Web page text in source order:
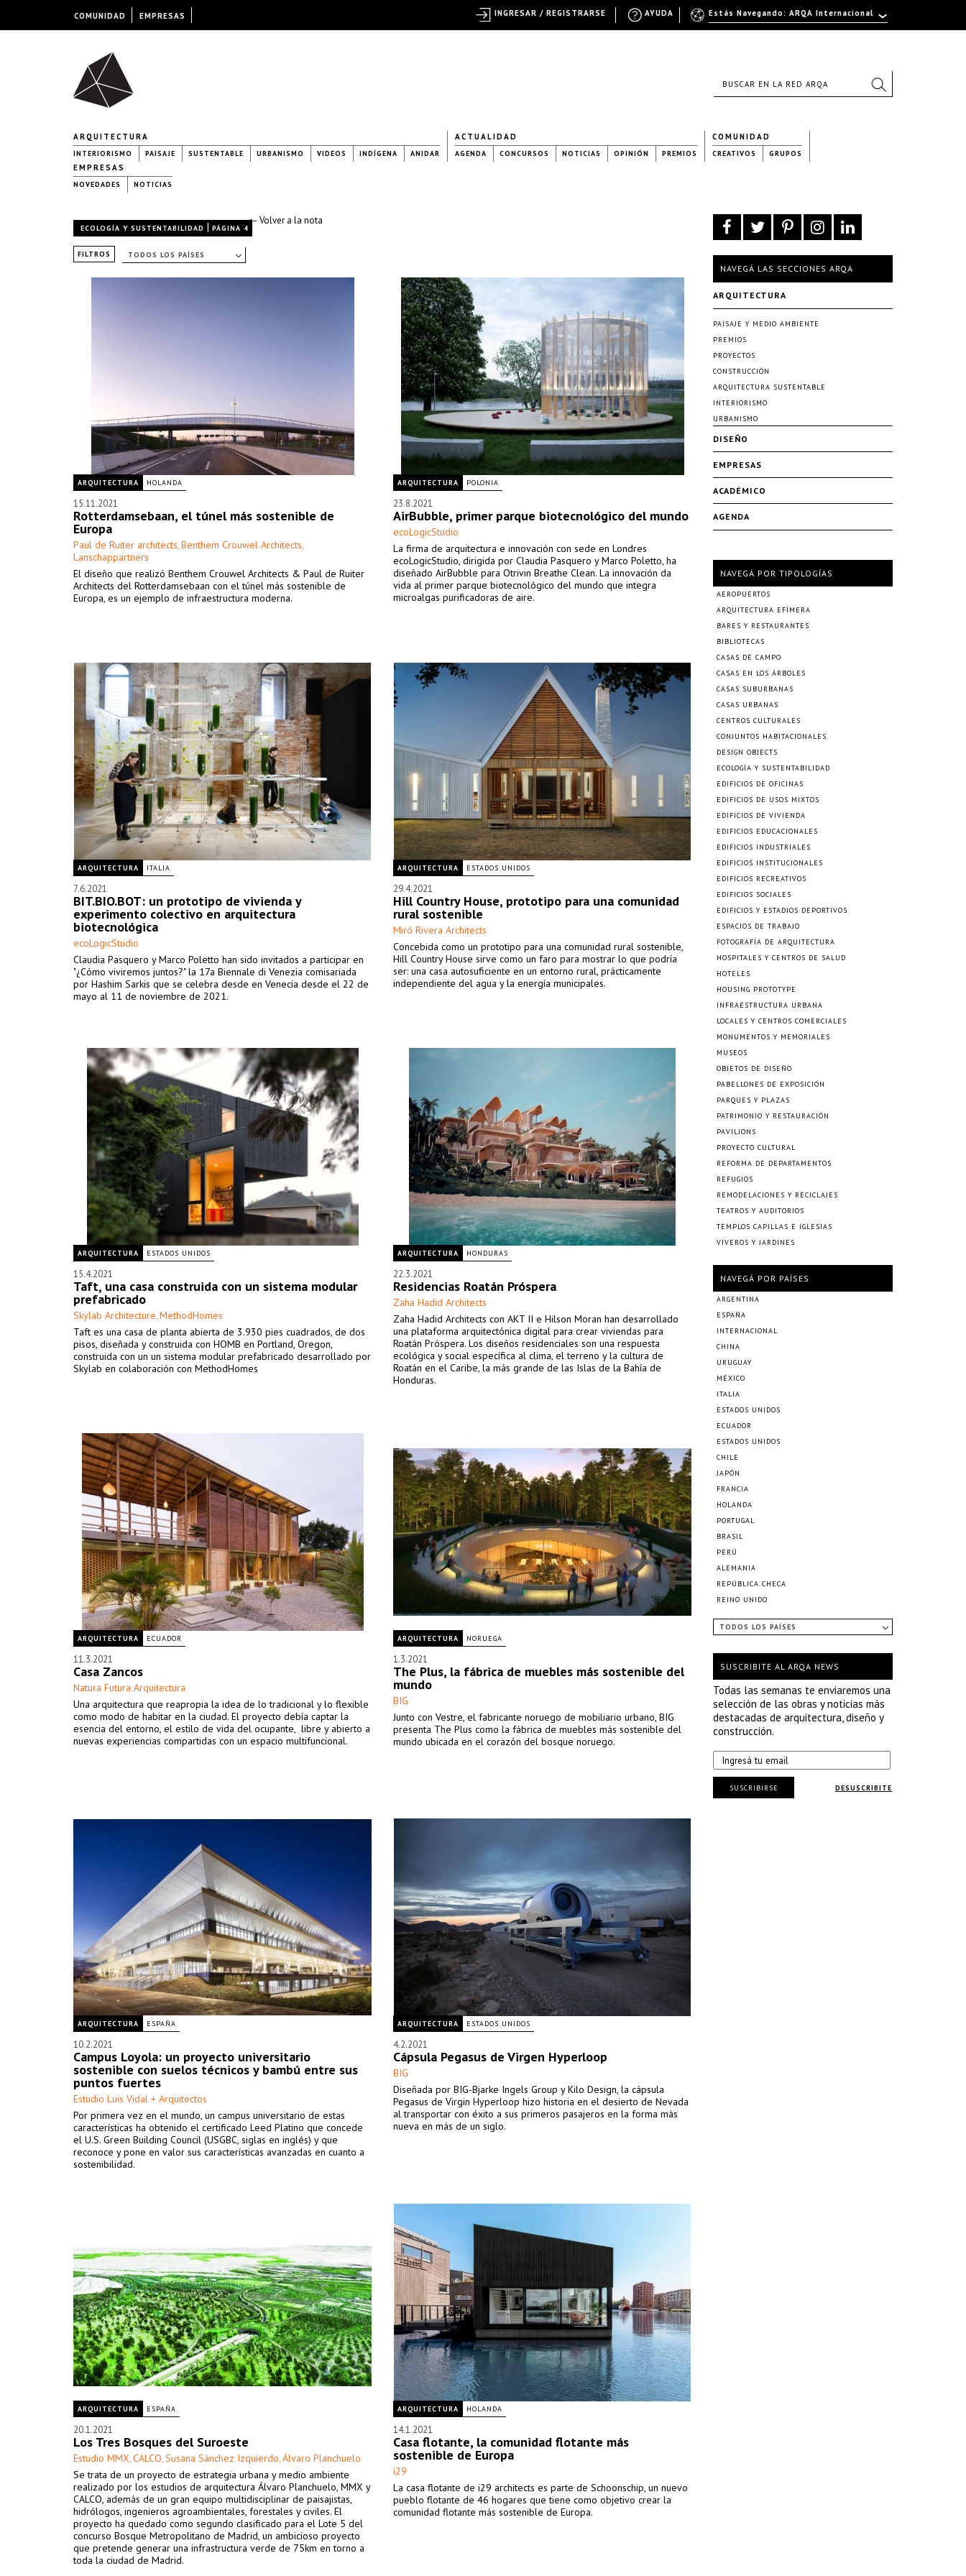
ARQUITECTURA
INTERIORISMO PAISAJE SUSTENTABLE URBANISMO VIDEOS INDÍGENA ANIDAR
ACTUALIDAD
AGENDA CONCURSOS NOTICIAS OPINIÓN PREMIOS
COMUNIDAD
CREATIVOS GRUPOS
EMPRESAS
NOVEDADES NOTICIAS
← Volver a la nota
ECOLOGÍA Y SUSTENTABILIDAD | PÁGINA 4
FILTROS TODOS LOS PAÍSES
ARQUITECTURA HOLANDA
15.11.2021
Rotterdamsebaan, el túnel más sostenible de
Europa
Paul de Ruiter architects, Benthem Crouwel Architects,
Lanschappartners
El diseño que realizó Benthem Crouwel Architects & Paul de Ruiter
Architects del Rotterdamsebaan con el túnel más sostenible de
Europa, es un ejemplo de infraestructura moderna.
ARQUITECTURA POLONIA
23.8.2021
AirBubble, primer parque biotecnológico del mundo
ecoLogicStudio
La firma de arquitectura e innovación con sede en Londres
ecoLogicStudio, dirigida por Claudia Pasquero y Marco Poletto, ha
diseñado AirBubble para Otrivin Breathe Clean. La innovación da
vida al primer parque biotecnológico del mundo que integra
microalgas purificadoras de aire.
ARQUITECTURA ITALIA
7.6.2021
BIT.BIO.BOT: un prototipo de vivienda y
experimento colectivo en arquitectura
biotecnológica
ecoLogicStudio
Claudia Pasquero y Marco Poletto han sido invitados a participar en
"¿Cómo viviremos juntos?" la 17a Biennale di Venezia comisariada
por Hashim Sarkis que se celebra desde en Venecia desde el 22 de
mayo al 11 de noviembre de 2021.
ARQUITECTURA ESTADOS UNIDOS
29.4.2021
Hill Country House, prototipo para una comunidad
rural sostenible
Miró Rivera Architects
Concebida como un prototipo para una comunidad rural sostenible,
Hill Country House sirve como un faro para mostrar lo que podría
ser: una casa autosuficiente en un entorno rural, prácticamente
independiente del agua y la energía municipales.
ARQUITECTURA ESTADOS UNIDOS
15.4.2021
Taft, una casa construida con un sistema modular
prefabricado
Skylab Architecture, MethodHomes
Taft es una casa de planta abierta de 3.930 pies cuadrados, de dos
pisos, diseñada y construida con HOMB en Portland, Oregon,
construida con un un sistema modular prefabricado desarrollado por
Skylab en colaboración con MethodHomes
ARQUITECTURA HONDURAS
22.3.2021
Residencias Roatán Próspera
Zaha Hadid Architects
Zaha Hadid Architects con AKT II e Hilson Moran han desarrollado
una plataforma arquitectónica digital para crear viviendas para
Roatán Próspera. Los diseños residenciales son una respuesta
ecológica y social específica al clima, el terreno y la cultura de
Roatán en el Caribe, la más grande de las Islas de la Bahía de
Honduras.
ARQUITECTURA ECUADOR
11.3.2021
Casa Zancos
Natura Futura Arquitectura
Una arquitectura que reapropia la idea de lo tradicional y lo flexible
como modo de habitar en la ciudad. El proyecto debía captar la
esencia del entorno, el estilo de vida del ocupante, libre y abierto a
nuevas experiencias compartidas con un espacio multifuncional.
ARQUITECTURA NORUEGA
1.3.2021
The Plus, la fábrica de muebles más sostenible del
mundo
BIG
Junto con Vestre, el fabricante noruego de mobiliario urbano, BIG
presenta The Plus como la fábrica de muebles más sostenible del
mundo ubicada en el corazón del bosque noruego.
ARQUITECTURA ESPAÑA
10.2.2021
Campus Loyola: un proyecto universitario
sostenible con suelos técnicos y bambú entre sus
puntos fuertes
Estudio Luis Vidal + Arquitectos
Por primera vez en el mundo, un campus universitario de estas
características ha obtenido el certificado Leed Platino que concede
el U.S. Green Building Council (USGBC, siglas en inglés) y que
reconoce y pone en valor sus características avanzadas en cuanto a
sostenibilidad.
ARQUITECTURA ESTADOS UNIDOS
4.2.2021
Cápsula Pegasus de Virgen Hyperloop
BIG
Diseñada por BIG-Bjarke Ingels Group y Kilo Design, la cápsula
Pegasus de Virgin Hyperloop hizo historia en el desierto de Nevada
al transportar con éxito a sus primeros pasajeros en la forma más
nueva en más de un siglo.
ARQUITECTURA ESPAÑA
20.1.2021
Los Tres Bosques del Suroeste
Estudio MMX, CALCO, Susana Sánchez Izquierdo, Álvaro Planchuelo
Se trata de un proyecto de estrategia urbana y medio ambiente
realizado por los estudios de arquitectura Álvaro Planchuelo, MMX y
CALCO, además de un gran equipo multidisciplinar de paisajistas,
hidrólogos, ingenieros agroambientales, forestales y civiles. El
proyecto ha quedado como segundo clasificado para el Lote 5 del
concurso Bosque Metropolitano de Madrid, un ambicioso proyecto
que pretende generar una infrastructura verde de 75km en torno a
toda la ciudad de Madrid.
ARQUITECTURA HOLANDA
14.1.2021
Casa flotante, la comunidad flotante más
sostenible de Europa
i29
La casa flotante de i29 architects es parte de Schoonschip, un nuevo
pueblo flotante de 46 hogares que tiene como objetivo crear la
comunidad flotante más sostenible de Europa.
NAVEGÁ LAS SECCIONES ARQA
ARQUITECTURA
PAISAJE Y MEDIO AMBIENTE
PREMIOS
PROYECTOS
CONSTRUCCIÓN
ARQUITECTURA SUSTENTABLE
INTERIORISMO
URBANISMO
DISEÑO
EMPRESAS
ACADÉMICO
AGENDA
NAVEGÁ POR TIPOLOGÍAS
AEROPUERTOS
ARQUITECTURA EFÍMERA
BARES Y RESTAURANTES
BIBLIOTECAS
CASAS DE CAMPO
CASAS EN LOS ÁRBOLES
CASAS SUBURBANAS
CASAS URBANAS
CENTROS CULTURALES
CONJUNTOS HABITACIONALES
DESIGN OBJECTS
ECOLOGÍA Y SUSTENTABILIDAD
EDIFICIOS DE OFICINAS
EDIFICIOS DE USOS MIXTOS
EDIFICIOS DE VIVIENDA
EDIFICIOS EDUCACIONALES
EDIFICIOS INDUSTRIALES
EDIFICIOS INSTITUCIONALES
EDIFICIOS RECREATIVOS
EDIFICIOS SOCIALES
EDIFICIOS Y ESTADIOS DEPORTIVOS
ESPACIOS DE TRABAJO
FOTOGRAFÍA DE ARQUITECTURA
HOSPITALES Y CENTROS DE SALUD
HOTELES
HOUSING PROTOTYPE
INFRAESTRUCTURA URBANA
LOCALES Y CENTROS COMERCIALES
MONUMENTOS Y MEMORIALES
MUSEOS
OBJETOS DE DISEÑO
PABELLONES DE EXPOSICIÓN
PARQUES Y PLAZAS
PATRIMONIO Y RESTAURACIÓN
PAVILIONS
PROYECTO CULTURAL
REFORMA DE DEPARTAMENTOS
REFUGIOS
REMODELACIONES Y RECICLAJES
TEATROS Y AUDITORIOS
TEMPLOS CAPILLAS E IGLESIAS
VIVEROS Y JARDINES
NAVEGÁ POR PAÍSES
ARGENTINA
ESPAÑA
INTERNACIONAL
CHINA
URUGUAY
MÉXICO
ITALIA
ESTADOS UNIDOS
ECUADOR
ESTADOS UNIDOS
CHILE
JAPÓN
FRANCIA
HOLANDA
PORTUGAL
BRASIL
PERÚ
ALEMANIA
REPÚBLICA CHECA
REINO UNIDO
TODOS LOS PAÍSES
SUSCRIBITE AL ARQA NEWS
Todas las semanas te enviaremos una
selección de las obras y noticias más
destacadas de arquitectura, diseño y
construcción.
DESUSCRIBITE
SUSCRIBIRSE
COMUNIDAD EMPRESAS Estás Navegando: ARQA Internacional
AYUDA
INGRESAR / REGISTRARSE